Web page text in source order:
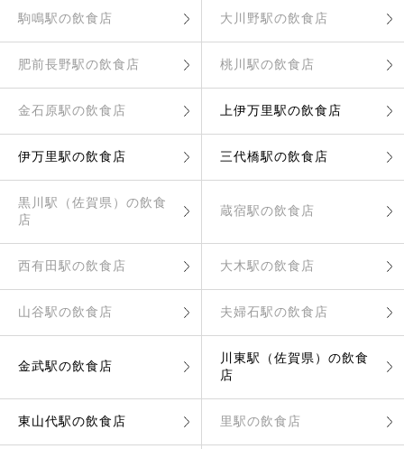
駒鳴駅の飲食店 大川野駅の飲食店
肥前長野駅の飲食店 桃川駅の飲食店
金石原駅の飲食店 上伊万里駅の飲食店
伊万里駅の飲食店 三代橋駅の飲食店
黒川駅（佐賀県）の飲食
店
蔵宿駅の飲食店
西有田駅の飲食店 大木駅の飲食店
山谷駅の飲食店 夫婦石駅の飲食店
金武駅の飲食店
川東駅（佐賀県）の飲食
店
東山代駅の飲食店 里駅の飲食店